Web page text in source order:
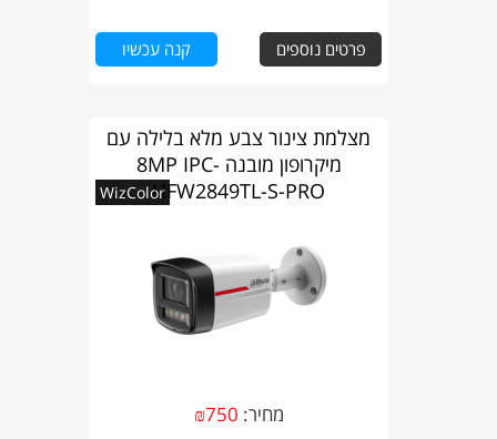
פרטים נוספים קנה עכשיו
מצלמת צינור צבע מלא בלילה עם
מיקרופון מובנה 8MP IPC-
HFW2849TL-S-PRO
WizColor
מחיר: ₪750